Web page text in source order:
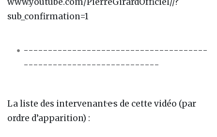
sub_confirmation=1
--------------------------------------
----------------------------
La liste des intervenant·e·s de cette vidéo (par
ordre d’apparition) :